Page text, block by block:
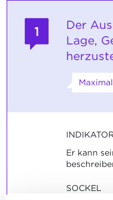
1
Der
Lage,
Er kann
SOCKEL